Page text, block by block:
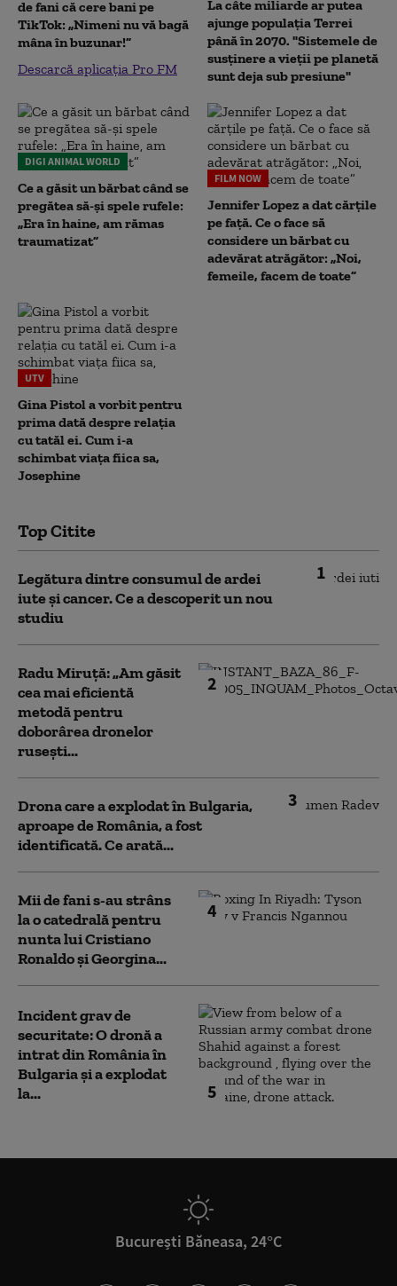
de fani că cere bani pe
TikTok: „Nimeni nu vă bagă
mâna în buzunar!”
Descarcă aplicația Pro FM
La câte miliarde ar putea
ajunge populația Terrei
până în 2070. "Sistemele de
susținere a vieții pe planetă
sunt deja sub presiune"
DIGI ANIMAL WORLD
Ce a găsit un bărbat când se
pregătea să-și spele rufele:
„Era în haine, am rămas
traumatizat”
FILM NOW
Jennifer Lopez a dat cărțile
pe față. Ce o face să
considere un bărbat cu
adevărat atrăgător: „Noi,
femeile, facem de toate”
UTV
Gina Pistol a vorbit pentru
prima dată despre relația
cu tatăl ei. Cum i-a
schimbat viața fiica sa,
Josephine
Top Citite
1
Legătura dintre consumul de ardei
iute și cancer. Ce a descoperit un nou
studiu
2
Radu Miruță: „Am găsit
cea mai eficientă
metodă pentru
doborârea dronelor
rusești...
3
Drona care a explodat în Bulgaria,
aproape de România, a fost
identificată. Ce arată...
4
Mii de fani s-au strâns
la o catedrală pentru
nunta lui Cristiano
Ronaldo şi Georgina...
5
Incident grav de
securitate: O dronă a
intrat din România în
Bulgaria şi a explodat
la...
București Băneasa, 24°C